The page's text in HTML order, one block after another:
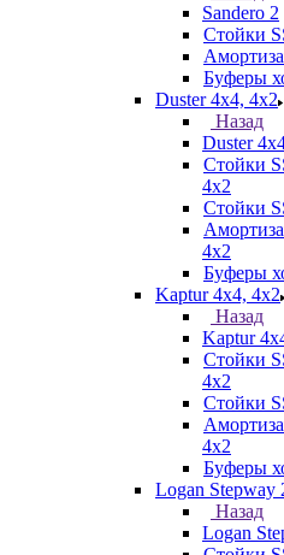
Sandero 2
Стойки
Буферы
Duster 4х4, 4x2
Назад
Duster
Стойки
4x2
Стойки
4х2
Буферы
Kaptur 4х4, 4х2
Назад
Kaptur
Стойки
4x2
Стойки
4х2
Буферы
Logan Stepway
Назад
Logan